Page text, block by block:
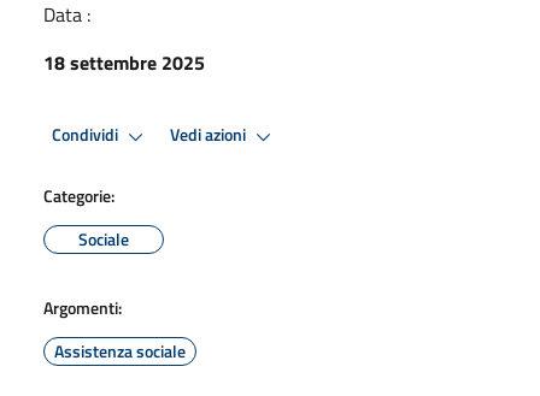
Data :
18 settembre 2025
Condividi Vedi azioni
Categorie:
Sociale
Argomenti:
Assistenza sociale